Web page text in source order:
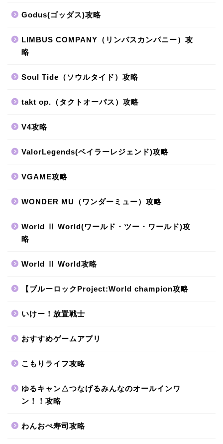
Godus(ゴッダス)攻略
LIMBUS COMPANY（リンバスカンパニー）攻
略
Soul Tide（ソウルタイド）攻略
takt op.（タクトオーパス）攻略
V4攻略
ValorLegends(ベイラーレジェンド)攻略
VGAME攻略
WONDER MU（ワンダーミュー）攻略
World Ⅱ World(ワールド・ツー・ワールド)攻
略
World Ⅱ World攻略
【ブルーロックProject:World champion攻略
いけー！放置戦士
おすすめゲームアプリ
こもりライフ攻略
ゆるキャン△つなげるみんなのオールインワ
ン！！攻略
わんおぺ寿司攻略